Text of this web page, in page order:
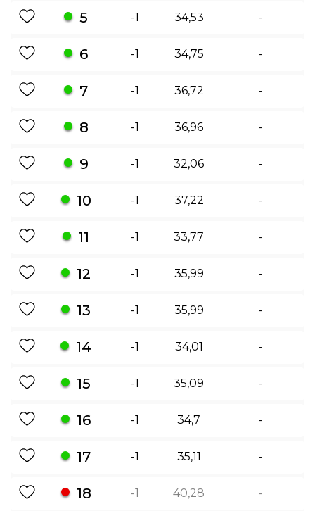
5 -1 34,53 -
6 -1 34,75 -
7 -1 36,72 -
8 -1 36,96 -
9 -1 32,06 -
10 -1 37,22 -
11 -1 33,77 -
12 -1 35,99 -
13 -1 35,99 -
14 -1 34,01 -
15 -1 35,09 -
16 -1 34,7 -
17 -1 35,11 -
18 -1 40,28 -